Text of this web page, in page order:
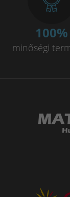
100%
minőségi